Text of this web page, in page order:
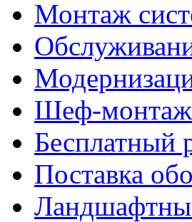
Монтаж
Шеф-монтаж
Бесплатный
Поставка